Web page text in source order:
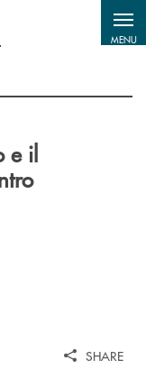
MENU
e il
SHARE